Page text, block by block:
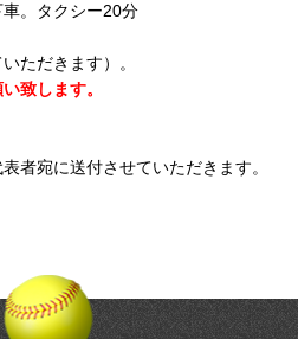
。タクシー20分
ただきます）。
致します。
者宛に送付させていただきます。